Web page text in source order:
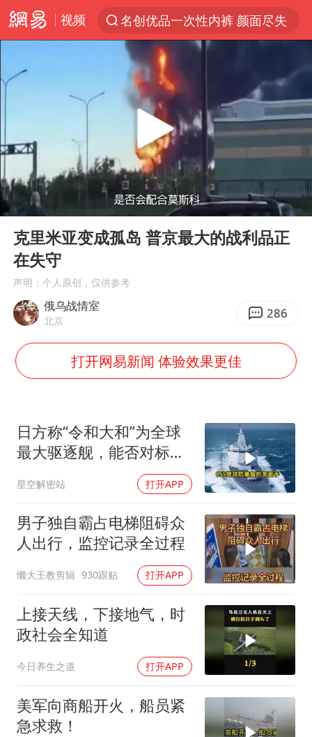
视频
名创优品一次性内裤 颜面尽失
解锁各地夏日限定体验
视频丨中国东方电气集团原党组副书记、董事宋致远被查
四川宜宾市珙县发生3.4级地震
台风白海豚闭眼浙江上海处于危险半圆
白海豚将正面袭击贯穿浙江
香港宏福苑火灾或由烟头引起
中国父女泰国骑摩托车坠崖1死1伤
浙江台州《告全体市民书》
周末打虎 宋致远被查
郑丽文：台湾从来没有“独立”过
刘浩存百花奖开幕式红裙起舞
女子网购名牌包发现是自己丢的那只
万岁山接盘烂尾恒大文旅城
戚薇谈把脸交给AI
多个明星演唱会取消
习近平心系体育强国建设
Play
00:00 20:27
克里米亚变成孤岛 普京最大的战利品正
在失守
声明：个人原创，仅供参考
俄乌战情室
北京 286
打开网易新闻 体验效果更佳
日方称“令和大和”为全球
最大驱逐舰，能否对标
055？不能只看纸面参数
星空解密站 打开APP
男子独自霸占电梯阻碍众
人出行，监控记录全过程
懒大王教剪辑 930跟贴 打开APP
上接天线，下接地气，时
政社会全知道
今日养生之道 打开APP
美军向商船开火，船员紧
急求救！